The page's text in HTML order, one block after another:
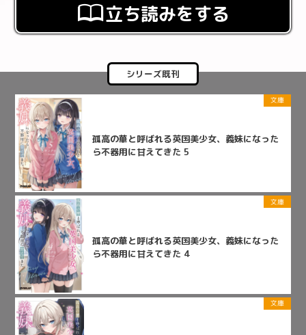
立ち読みをする
シリーズ既刊
文庫
孤高の華と呼ばれる英国美少女、義妹になった
ら不器用に甘えてきた 5
文庫
孤高の華と呼ばれる英国美少女、義妹になった
ら不器用に甘えてきた 4
文庫